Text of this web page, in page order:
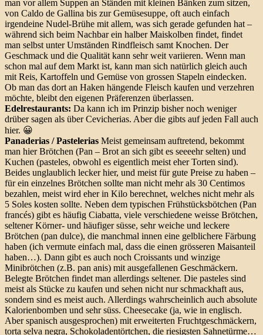
man vor allem Suppen an Ständen mit kleinen Bänken zum sitzen,
von Caldo de Gallina bis zur Gemüsesuppe, oft auch einfach
irgendeine Nudel-Brühe mit allem, was sich gerade gefunden hat –
während sich beim Nachbar ein halber Maiskolben findet, findet
man selbst unter Umständen Rindfleisch samt Knochen. Der
Geschmack und die Qualität kann sehr weit variieren. Wenn man
schon mal auf dem Markt ist, kann man sich natürlich gleich auch
mit Reis, Kartoffeln und Gemüse von grossen Stapeln eindecken.
Ob man das dort an Haken hängende Fleisch kaufen und verzehren
möchte, bleibt den eigenen Präferenzen überlassen.
Edelrestaurants: Da kann ich im Prinzip bisher noch weniger
drüber sagen als über Cevicherias. Aber die gibts auf jeden Fall auch
hier. 😀
Panaderias / Pastelerias Meist gemeinsam auftretend, bekommt
man hier Brötchen (Pan – Brot an sich gibt es seeeehr selten) und
Kuchen (pasteles, obwohl es eigentlich meist eher Torten sind).
Beides unglaublich lecker hier, und meist für gute Preise zu haben –
für ein einzelnes Brötchen sollte man nicht mehr als 30 Centimos
bezahlen, meist wird eher in Kilo berechnet, welches nicht mehr als
5 Soles kosten sollte. Neben dem typischen Frühstücksbötchen (Pan
francés) gibt es häufig Ciabatta, viele verschiedene weisse Brötchen,
seltener Körner- und häufiger süsse, sehr weiche und leckere
Brötchen (pan dulce), die manchmal innen eine gelblichere Färbung
haben (ich vermute einfach mal, dass die einen grösseren Maisanteil
haben…). Dann gibt es auch noch Croissants und winzige
Minibrötchen (z.B. pan anis) mit ausgefallenen Geschmäckern.
Belegte Brötchen findet man allerdings seltener. Die pasteles sind
meist als Stücke zu kaufen und sehen nicht nur schmackhaft aus,
sondern sind es meist auch. Allerdings wahrscheinlich auch absolute
Kalorienbomben und sehr süss. Cheesecake (ja, wie in englisch.
Aber spanisch ausgesprochen) mit erweiterten Fruchtgeschmäckern,
torta selva negra, Schokoladentörtchen, die riesigsten Sahnetürme…